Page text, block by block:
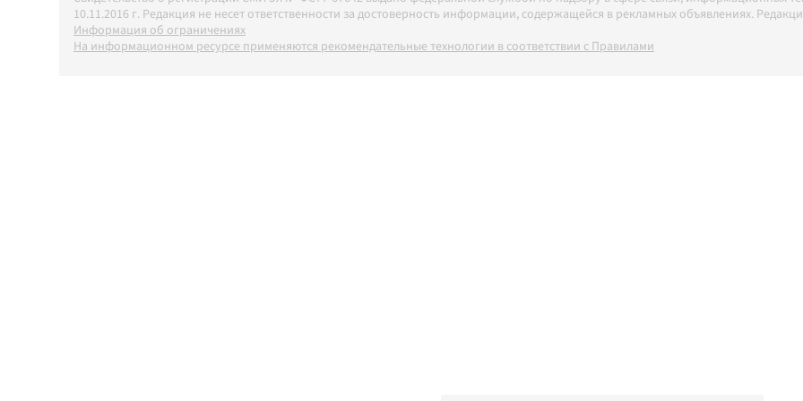
10.11.2016 г. Редакция не несет ответственности за достоверность информации, содержащейся в рекламных объявлениях.
Информация об ограничениях
На информационном ресурсе применяются рекомендательные технологии в соответствии с Правилами